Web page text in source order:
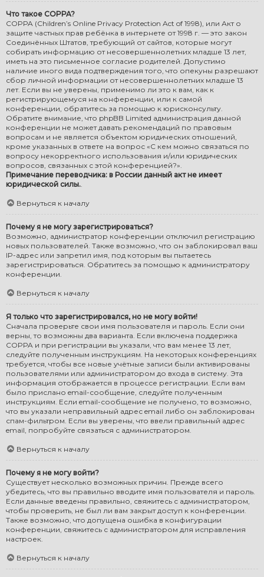
Что такое COPPA?
COPPA (Children’s Online Privacy Protection Act of 1998), или Акт о
защите частных прав ребёнка в интернете от 1998 г. — это закон
Соединённых Штатов, требующий от сайтов, которые могут
собирать информацию от несовершеннолетних младше 13 лет,
иметь на это письменное согласие родителей. Допустимо
наличие иного вида подтверждения того, что опекуны разрешают
сбор личной информации от несовершеннолетних младше 13
лет. Если вы не уверены, применимо ли это к вам, как к
регистрирующемуся на конференции, или к самой
конференции, обратитесь за помощью к юрисконсульту.
Обратите внимание, что phpBB Limited администрация данной
конференции не может давать рекомендаций по правовым
вопросам и не является объектом юридических отношений,
кроме указанных в ответе на вопрос «С кем можно связаться по
вопросу некорректного использования и/или юридических
вопросов, связанных с этой конференцией?».
Примечание переводчика: в России данный акт не имеет
юридической силы..
Вернуться к началу
Почему я не могу зарегистрироваться?
Возможно, администратор конференции отключил регистрацию
новых пользователей. Также возможно, что он заблокировал ваш
IP-адрес или запретил имя, под которым вы пытаетесь
зарегистрироваться. Обратитесь за помощью к администратору
конференции.
Вернуться к началу
Я только что зарегистрировался, но не могу войти!
Сначала проверьте свои имя пользователя и пароль. Если они
верны, то возможны два варианта. Если включена поддержка
COPPA и при регистрации вы указали, что вам менее 13 лет,
следуйте полученным инструкциям. На некоторых конференциях
требуется, чтобы все новые учётные записи были активированы
пользователями или администратором до входа в систему. Эта
информация отображается в процессе регистрации. Если вам
было прислано email-сообщение, следуйте полученным
инструкциям. Если email-сообщение не получено, то возможно,
что вы указали неправильный адрес email либо он заблокирован
спам-фильтром. Если вы уверены, что ввели правильный адрес
email, попробуйте связаться с администратором.
Вернуться к началу
Почему я не могу войти?
Существует несколько возможных причин. Прежде всего
убедитесь, что вы правильно вводите имя пользователя и пароль.
Если данные введены правильно, свяжитесь с администратором,
чтобы проверить, не был ли вам закрыт доступ к конференции.
Также возможно, что допущена ошибка в конфигурации
конференции, свяжитесь с администратором для исправления
настроек.
Вернуться к началу